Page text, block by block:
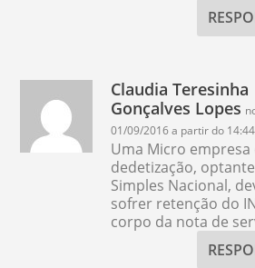
Claudia Teresinha
Gonçalves Lopes
01/09/2016 a partir do 14:44
Uma Micro empresa
dedetização,
Simples Nacional,
sofrer retenção do
corpo da nota de